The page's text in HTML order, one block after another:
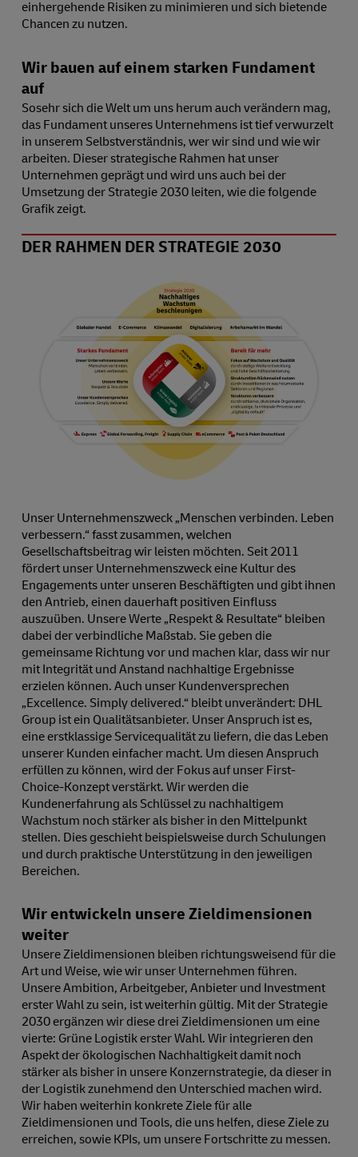
einhergehende Risiken zu minimieren und sich bietende
Chancen zu nutzen.
Wir bauen auf einem starken Fundament
auf
Sosehr sich die Welt um uns herum auch verändern mag,
das Fundament unseres Unternehmens ist tief verwurzelt
in unserem Selbstverständnis, wer wir sind und wie wir
arbeiten. Dieser strategische Rahmen hat unser
Unternehmen geprägt und wird uns auch bei der
Umsetzung der Strategie 2030 leiten, wie die folgende
Grafik zeigt.
DER RAHMEN DER STRATEGIE 2030
Unser Unternehmenszweck „Menschen verbinden. Leben
verbessern.“ fasst zusammen, welchen
Gesellschaftsbeitrag wir leisten möchten. Seit 2011
fördert unser Unternehmenszweck eine Kultur des
Engagements unter unseren Beschäftigten und gibt ihnen
den Antrieb, einen dauerhaft positiven Einfluss
auszuüben. Unsere Werte „Respekt & Resultate“ bleiben
dabei der verbindliche Maßstab. Sie geben die
gemeinsame Richtung vor und machen klar, dass wir nur
mit Integrität und Anstand nachhaltige Ergebnisse
erzielen können. Auch unser Kundenversprechen
„Excellence. Simply delivered.“ bleibt unverändert: DHL
Group ist ein Qualitätsanbieter. Unser Anspruch ist es,
eine erstklassige Servicequalität zu liefern, die das Leben
unserer Kunden einfacher macht. Um diesen Anspruch
erfüllen zu können, wird der Fokus auf unser First-
Choice-Konzept verstärkt. Wir werden die
Kundenerfahrung als Schlüssel zu nachhaltigem
Wachstum noch stärker als bisher in den Mittelpunkt
stellen. Dies geschieht beispielsweise durch Schulungen
und durch praktische Unterstützung in den jeweiligen
Bereichen.
Wir entwickeln unsere Zieldimensionen
weiter
Unsere Zieldimensionen bleiben richtungsweisend für die
Art und Weise, wie wir unser Unternehmen führen.
Unsere Ambition, Arbeitgeber, Anbieter und Investment
erster Wahl zu sein, ist weiterhin gültig. Mit der Strategie
2030 ergänzen wir diese drei Zieldimensionen um eine
vierte: Grüne Logistik erster Wahl. Wir integrieren den
Aspekt der ökologischen Nachhaltigkeit damit noch
stärker als bisher in unsere Konzernstrategie, da dieser in
der Logistik zunehmend den Unterschied machen wird.
Wir haben weiterhin konkrete Ziele für alle
Zieldimensionen und Tools, die uns helfen, diese Ziele zu
erreichen, sowie KPIs, um unsere Fortschritte zu messen.